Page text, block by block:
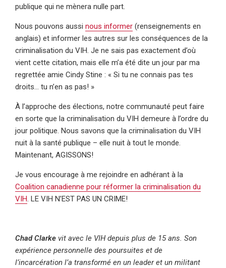
publique qui ne mènera nulle part.
Nous pouvons aussi nous informer (renseignements en
anglais) et informer les autres sur les conséquences de la
criminalisation du VIH. Je ne sais pas exactement d’où
vient cette citation, mais elle m’a été dite un jour par ma
regrettée amie Cindy Stine : « Si tu ne connais pas tes
droits… tu n’en as pas! »
À l’approche des élections, notre communauté peut faire
en sorte que la criminalisation du VIH demeure à l’ordre du
jour politique. Nous savons que la criminalisation du VIH
nuit à la santé publique – elle nuit à tout le monde.
Maintenant, AGISSONS!
Je vous encourage à me rejoindre en adhérant à la
Coalition canadienne pour réformer la criminalisation du
VIH. LE VIH N’EST PAS UN CRIME!
Chad Clarke vit avec le VIH depuis plus de 15 ans. Son
expérience personnelle des poursuites et de
l’incarcération l’a transformé en un leader et un militant